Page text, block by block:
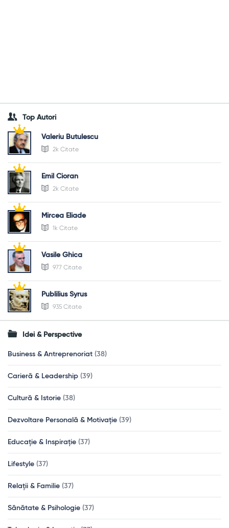
Top Autori
Valeriu Butulescu
2k Citate
Emil Cioran
2k Citate
Mircea Eliade
1k Citate
Vasile Ghica
977 Citate
Publilius Syrus
935 Citate
Idei & Perspective
Business & Antreprenoriat (38)
Carieră & Leadership (39)
Cultură & Istorie (38)
Dezvoltare Personală & Motivație (39)
Educație & Inspirație (37)
Lifestyle (37)
Relații & Familie (37)
Sănătate & Psihologie (37)